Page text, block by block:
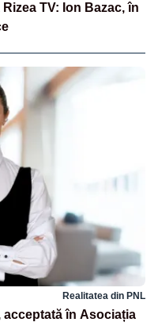
TV: Ion Bazac, în
Realitatea din PNL
în Asociația